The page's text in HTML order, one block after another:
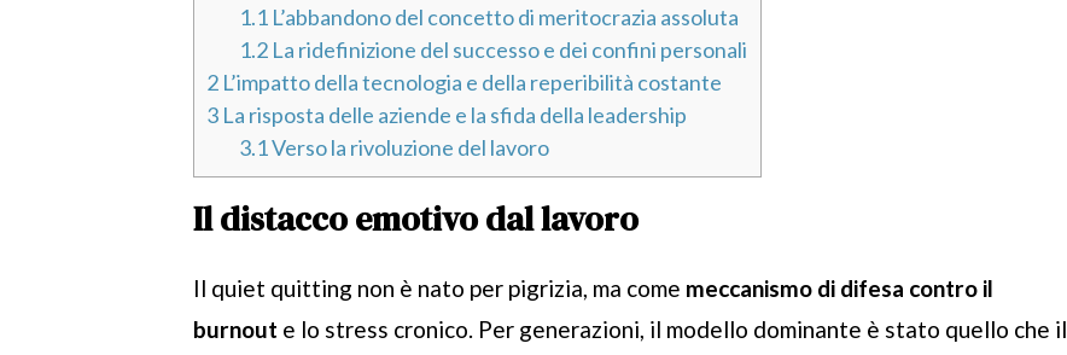
1.1 L’abbandono del concetto di meritocrazia assoluta
1.2 La ridefinizione del successo e dei confini personali
2 L’impatto della tecnologia e della reperibilità costante
3 La risposta delle aziende e la sfida della leadership
3.1Verso la rivoluzione del lavoro
Il distacco emotivo dal lavoro
Il quiet quitting non è nato per pigrizia, ma come meccanismo di difesa contro il
burnout e lo stress cronico. Per generazioni, il modello dominante è stato quello che il